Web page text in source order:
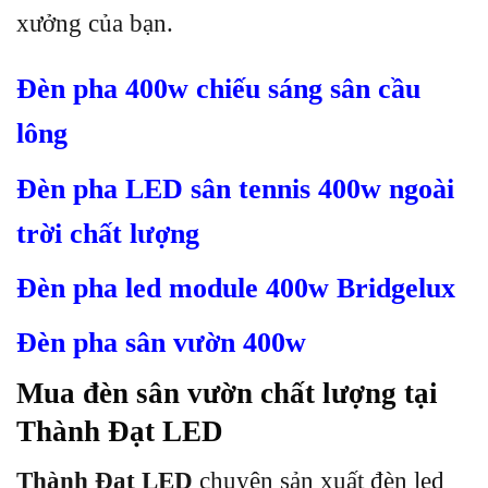
xưởng của bạn.
Đèn pha 400w chiếu sáng sân cầu
lông
Đèn pha LED sân tennis 400w ngoài
trời chất lượng
Đèn pha led module 400w Bridgelux
Đèn pha sân vườn 400w
Mua đèn sân vườn chất lượng tại
Thành Đạt LED
Thành Đạt LED chuyên sản xuất đèn led